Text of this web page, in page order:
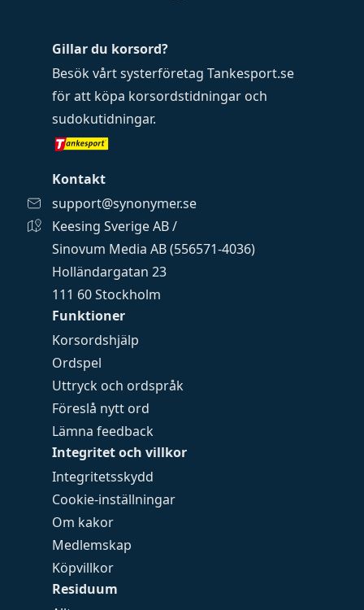
Funktioner
Korsordshjälp
Ordspel
Uttryck och ordspråk
Föreslå nytt ord
Lämna feedback
Integritet och villkor
Integritetsskydd
Cookie-inställningar
Om kakor
Medlemskap
Köpvillkor
Residuum
Gillar du korsord?
Besök vårt systerföretag Tankesport.se
för att köpa korsordstidningar och
sudokutidningar.
Kontakt
support@synonymer.se
Keesing Sverige AB /
Sinovum Media AB (556571-4036)
Holländargatan 23
111 60 Stockholm